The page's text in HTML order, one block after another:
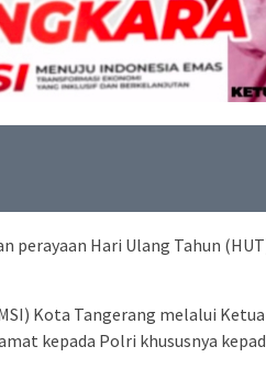
perayaan Hari Ulang Tahun
Kota Tangerang melalui
kepada Polri khususnya